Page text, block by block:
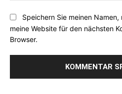
Speichern Sie meinen
meine Website für den nächsten
Browser.